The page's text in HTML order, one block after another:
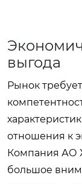
выгода
Рынок
отношения к
Компания АО
большое